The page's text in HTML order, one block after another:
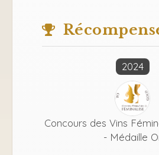
2024
Concours des Vins
- Médaille